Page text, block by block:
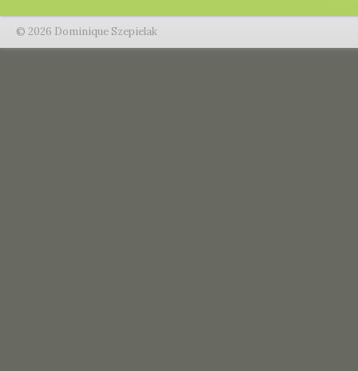
© 2026 Dominique Szepielak